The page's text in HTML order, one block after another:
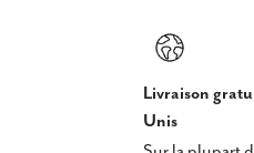
Livraison
Unis